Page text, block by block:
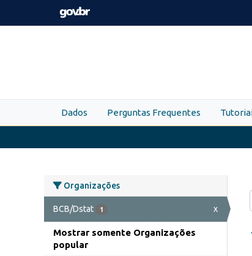
Skip to main content
Dados Perguntas Frequentes
Organizações
BCB/Dstat 1 x
Mostrar somente Organizações
popular